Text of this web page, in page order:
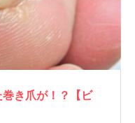
き爪が！？【ビ